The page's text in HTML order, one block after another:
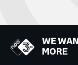
WE
MORE